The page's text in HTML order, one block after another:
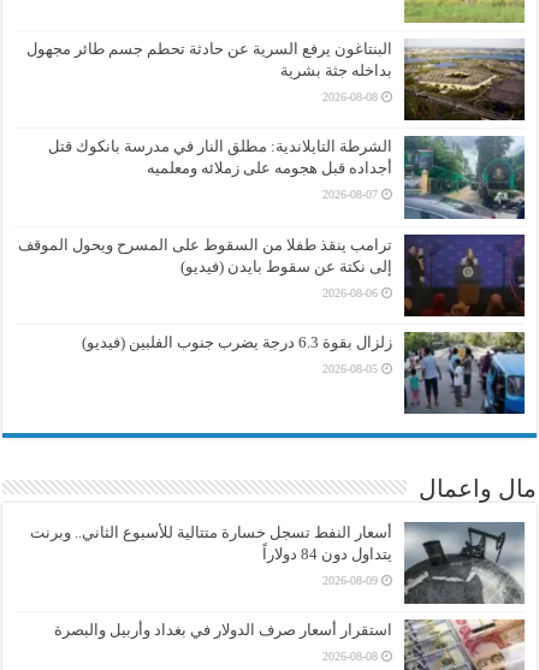
البنتاغون يرفع السرية عن حادثة تحطم جسم طائر مجهول
بداخله جثة بشرية
2026-08-08
الشرطة التايلاندية: مطلق النار في مدرسة بانكوك قتل
أجداده قبل هجومه على زملائه ومعلميه
2026-08-07
ترامب ينقذ طفلا من السقوط على المسرح ويحول الموقف
إلى نكتة عن سقوط بايدن (فيديو)
2026-08-06
زلزال بقوة 6.3 درجة يضرب جنوب الفلبين (فيديو)
2026-08-05
مال واعمال
أسعار النفط تسجل خسارة متتالية للأسبوع الثاني.. وبرنت
يتداول دون 84 دولاراً
2026-08-09
استقرار أسعار صرف الدولار في بغداد وأربيل والبصرة
2026-08-08